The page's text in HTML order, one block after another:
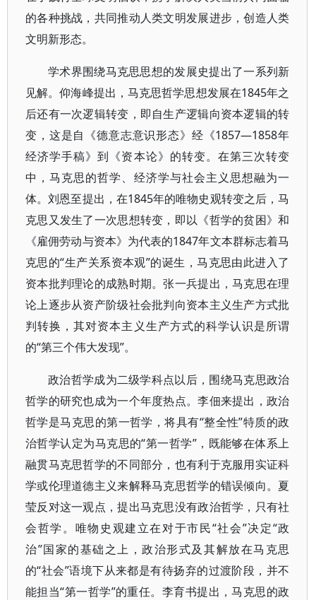
的各种挑战，共同推动人类文明发展进步，创造人类
文明新形态。
学术界围绕马克思思想的发展史提出了一系列新
见解。仰海峰提出，马克思哲学思想发展在1845年之
后还有一次逻辑转变，即自生产逻辑向资本逻辑的转
变，这是自《德意志意识形态》经《1857—1858年
经济学手稿》到《资本论》的转变。在第三次转变
中，马克思的哲学、经济学与社会主义思想融为一
体。刘恩至提出，在1845年的唯物史观转变之后，马
克思又发生了一次思想转变，即以《哲学的贫困》和
《雇佣劳动与资本》为代表的1847年文本群标志着马
克思的“生产关系资本观”的诞生，马克思由此进入了
资本批判理论的成熟时期。张一兵提出，马克思在理
论上逐步从资产阶级社会批判向资本主义生产方式批
判转换，其对资本主义生产方式的科学认识是所谓
的“第三个伟大发现”。
政治哲学成为二级学科点以后，围绕马克思政治
哲学的研究也成为一个年度热点。李佃来提出，政治
哲学是马克思的第一哲学，将具有“整全性”特质的政
治哲学认定为马克思的“第一哲学”，既能够在体系上
融贯马克思哲学的不同部分，也有利于克服用实证科
学或伦理道德主义来解释马克思哲学的错误倾向。夏
莹反对这一观点，提出马克思没有政治哲学，只有社
会哲学。唯物史观建立在对于市民“社会”决定“政
治”国家的基础之上，政治形式及其解放在马克思
的“社会”语境下从来都是有待扬弃的过渡阶段，并不
能担当“第一哲学”的重任。李育书提出，马克思的政